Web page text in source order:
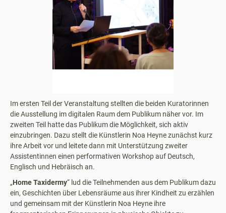
Im ersten Teil der Veranstaltung stellten die beiden Kuratorinnen
die Ausstellung im digitalen Raum dem Publikum näher vor. Im
zweiten Teil hatte das Publikum die Möglichkeit, sich aktiv
einzubringen. Dazu stellt die Künstlerin Noa Heyne zunächst kurz
ihre Arbeit vor und leitete dann mit Unterstützung zweiter
Assistentinnen einen performativen Workshop auf Deutsch,
Englisch und Hebräisch an.
„Home Taxidermy“ lud die Teilnehmenden aus dem Publikum dazu
ein, Geschichten über Lebensräume aus ihrer Kindheit zu erzählen
und gemeinsam mit der Künstlerin Noa Heyne ihre